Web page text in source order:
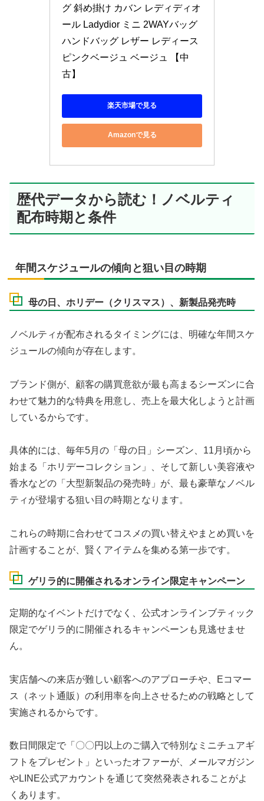
グ 斜め掛け カバン レディディオ
ール Ladydior ミニ 2WAYバッグ
ハンドバッグ レザー レディース
ピンクベージュ ベージュ 【中
古】
楽天市場で見る
Amazonで見る
歴代データから読む！ノベルティ
配布時期と条件
年間スケジュールの傾向と狙い目の時期
母の日、ホリデー（クリスマス）、新製品発売時
ノベルティが配布されるタイミングには、明確な年間スケ
ジュールの傾向が存在します。
ブランド側が、顧客の購買意欲が最も高まるシーズンに合
わせて魅力的な特典を用意し、売上を最大化しようと計画
しているからです。
具体的には、毎年5月の「母の日」シーズン、11月頃から
始まる「ホリデーコレクション」、そして新しい美容液や
香水などの「大型新製品の発売時」が、最も豪華なノベル
ティが登場する狙い目の時期となります。
これらの時期に合わせてコスメの買い替えやまとめ買いを
計画することが、賢くアイテムを集める第一歩です。
ゲリラ的に開催されるオンライン限定キャンペーン
定期的なイベントだけでなく、公式オンラインブティック
限定でゲリラ的に開催されるキャンペーンも見逃せませ
ん。
実店舗への来店が難しい顧客へのアプローチや、Eコマー
ス（ネット通販）の利用率を向上させるための戦略として
実施されるからです。
数日間限定で「〇〇円以上のご購入で特別なミニチュアギ
フトをプレゼント」といったオファーが、メールマガジン
やLINE公式アカウントを通じて突然発表されることがよ
くあります。